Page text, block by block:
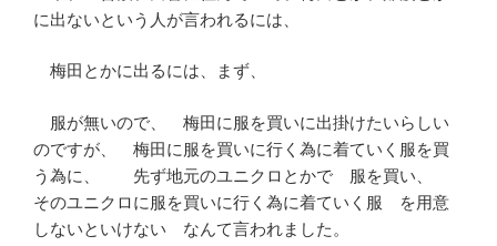
に出ないという人が言われるには、
梅田とかに出るには、まず、
服が無いので、 梅田に服を買いに出掛けたいらしい
のですが、 梅田に服を買いに行く為に着ていく服を買
う為に、 先ず地元のユニクロとかで 服を買い、
そのユニクロに服を買いに行く為に着ていく服 を用意
しないといけない なんて言われました。